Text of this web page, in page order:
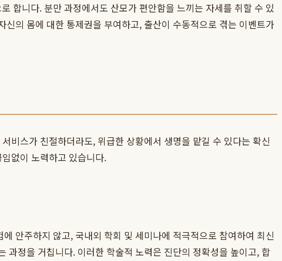
합니다. 분만 과정에서도 산모가 편안함을 느끼는 자세를 취할 수 있
의 몸에 대한 통제권을 부여하고, 출산이 수동적으로 겪는 이벤트가
비스가 친절하더라도, 위급한 상황에서 생명을 맡길 수 있다는 확신
없이 노력하고 있습니다.
안주하지 않고, 국내외 학회 및 세미나에 적극적으로 참여하여 최신
과정을 거칩니다. 이러한 학술적 노력은 진단의 정확성을 높이고, 합